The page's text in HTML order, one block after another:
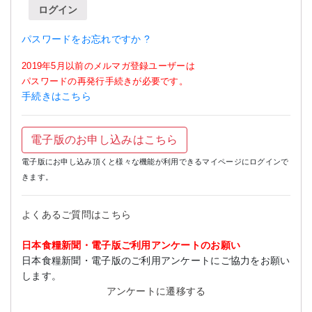
ログイン
パスワードをお忘れですか ?
2019年5月以前のメルマガ登録ユーザーは
パスワードの再発行手続きが必要です。
手続きはこちら
電子版のお申し込みはこちら
電子版にお申し込み頂くと様々な機能が利用できるマイページにログインで
きます。
よくあるご質問はこちら
日本食糧新聞・電子版ご利用アンケートのお願い
日本食糧新聞・電子版のご利用アンケートにご協力をお願い
します。
アンケートに遷移する